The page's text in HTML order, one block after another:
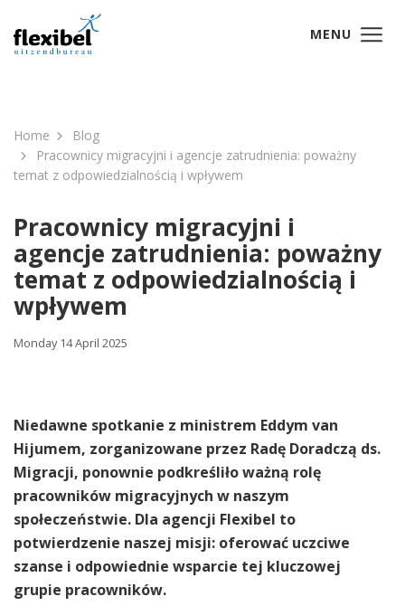
MENU
Home
Blog
Pracownicy migracyjni i agencje zatrudnienia: poważny
temat z odpowiedzialnością i wpływem
Pracownicy migracyjni i
agencje zatrudnienia: poważny
temat z odpowiedzialnością i
wpływem
Monday 14 April 2025
Niedawne spotkanie z ministrem Eddym van
Hijumem, zorganizowane przez Radę Doradczą ds.
Migracji, ponownie podkreśliło ważną rolę
pracowników migracyjnych w naszym
społeczeństwie. Dla agencji Flexibel to
potwierdzenie naszej misji: oferować uczciwe
szanse i odpowiednie wsparcie tej kluczowej
grupie pracowników.